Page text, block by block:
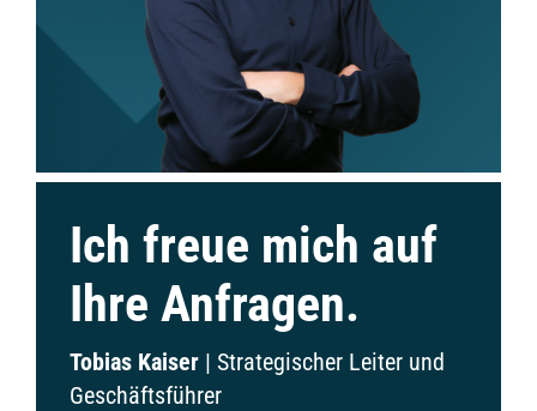
Ich freue mich auf
Ihre Anfragen.
Tobias Kaiser| Strategischer Leiter und
Geschäftsführer